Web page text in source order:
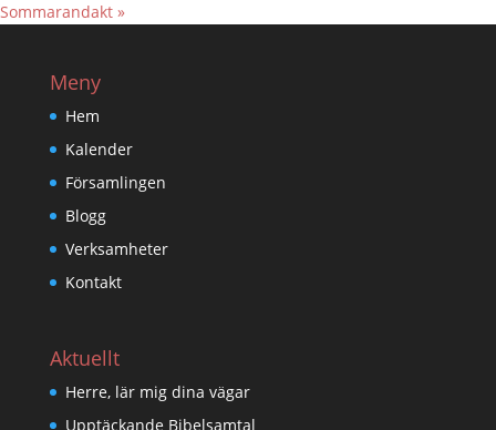
Sommarandakt »
Meny
Hem
Kalender
Församlingen
Blogg
Verksamheter
Kontakt
Aktuellt
Herre, lär mig dina vägar
Upptäckande Bibelsamtal